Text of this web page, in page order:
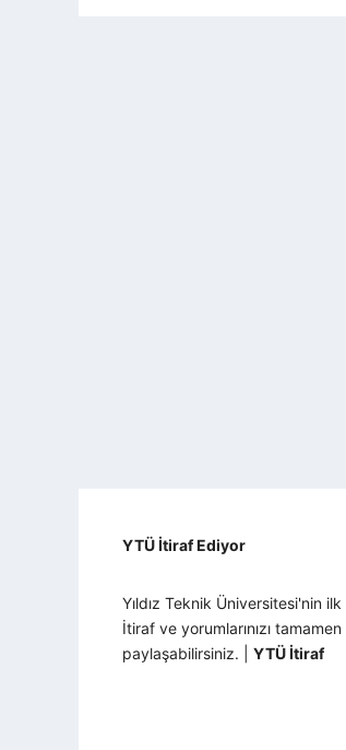
YTÜ İtiraf Ediyor
Yıldız Teknik Üniversitesi'nin
İtiraf ve yorumlarınızı
paylaşabilirsiniz. | YTÜ İtiraf